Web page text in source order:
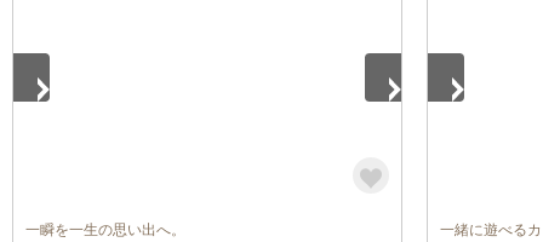
一瞬を一生の思い出へ。 一緒に遊べる